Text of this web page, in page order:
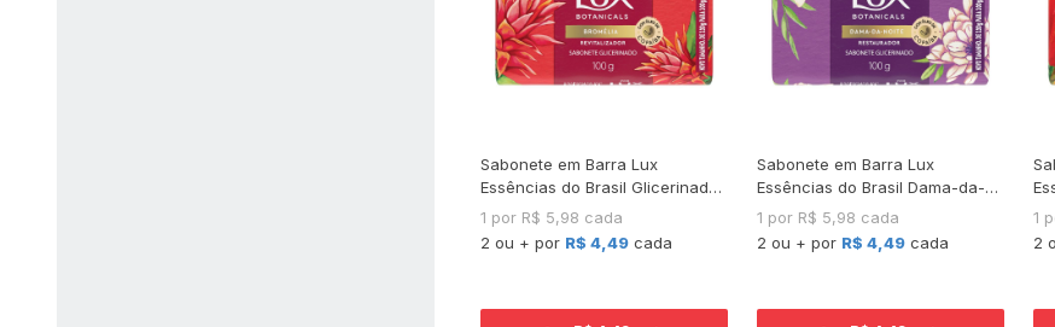
Sabonete em Barra Lux
Essências do Brasil Glicerinado
Bromélia 100g
1 por R$ 5,98 cada
2 ou + por R$ 4,49 cada
Sabonete em Barra Lux
Essências do Brasil Dama-da-
Noite 100 g
1 por R$ 5,98 cada
2 ou + por R$ 4,49 cada
1
2